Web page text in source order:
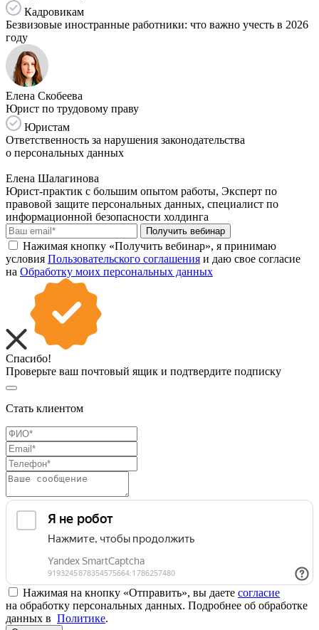
Кадровикам
Безвизовые иностранные работники: что важно учесть в 2026
году
Елена Скобеева
Юрист по трудовому праву
Юристам
Ответственность за нарушения законодательства
о персональных данных
Елена Шалагинова
Юрист-практик с большим опытом работы, Эксперт по
правовой защите персональных данных, специалист по
информационной безопасности холдинга
Получить вебинар
Нажимая кнопку «Получить вебинар», я принимаю
условия Пользовательского соглашения и даю свое согласие
на Обработку моих персональных данных
Спасибо!
Проверьте ваш почтовый ящик и подтвердите подписку
Стать клиентом
Нажимая на кнопку «Отправить», вы даете согласие
на обработку персональных данных. Подробнее об обработке
данных в Политике.